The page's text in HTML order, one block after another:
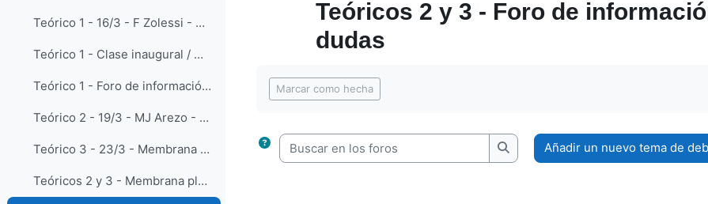
Teórico 1 - 16/3 - F Zolessi - Grabación completa
Teórico 1 - Clase inaugural / Microscopía - Material de apoyo
Teórico 1 - Foro de información complementaria y dudas
Teórico 2 - 19/3 - MJ Arezo - Membrana plasmática I - Grabación completa
Teórico 3 - 23/3 - Membrana plasmática II - Grabación completa
Teóricos 2 y 3 - Membrana plasmática - Material de apoyo
Teóricos 2 y 3 - Foro de
dudas
Marcar como hecha
Buscar en los foros
Buscar en los foros
Añadir un nuevo tema de